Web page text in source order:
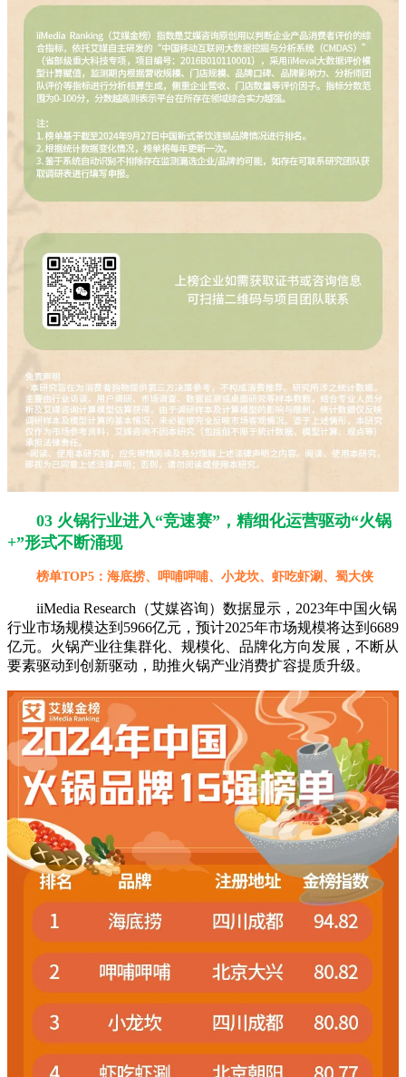
03 火锅行业进入“竞速赛”，精细化运营驱动“火锅
+”形式不断涌现
榜单TOP5：海底捞、呷哺呷哺、小龙坎、虾吃虾涮、蜀大侠
iiMedia Research（艾媒咨询）数据显示，2023年中国火锅
行业市场规模达到5966亿元，预计2025年市场规模将达到6689
亿元。火锅产业往集群化、规模化、品牌化方向发展，不断从
要素驱动到创新驱动，助推火锅产业消费扩容提质升级。